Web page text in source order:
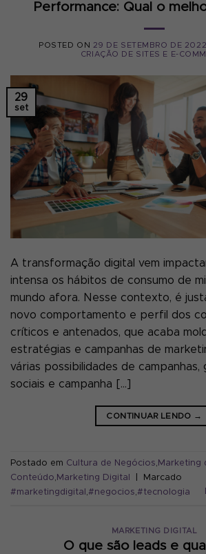
Performance: Qual o
POSTED ON 29 DE SETEMBRO DE 2022
CRIAÇÃO DE SITES E E-
29
set
A transformação digital vem
intensa os hábitos de consumo de
mundo afora. Nesse contexto, é
novo comportamento e perfil dos
críticos e antenados, que acaba
estratégias e campanhas de
várias possibilidades de
sociais e campanha […]
CONTINUAR LENDO →
Postado em Cultura de Negócios, Marketing
Conteúdo, Marketing Digital
Marcado
#marketingdigital ,#negocios,#tecnologia
MARKETING DIGITAL
O que são leads e